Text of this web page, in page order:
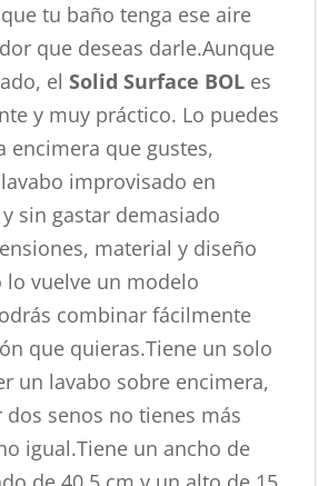
tu baño tenga ese aire
que deseas darle.Aunque
elSolid Surface BOL es
y muy práctico. Lo puedes
encimera que gustes,
improvisado en
sin gastar demasiado
material y diseño
lo vuelve un modelo
combinar fácilmente
que quieras.Tiene un solo
un lavabo sobre encimera,
senos no tienes más
igual.Tiene un ancho de